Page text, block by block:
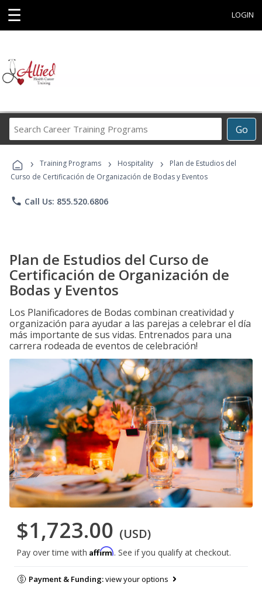
☰ LOGIN
Go
Career
Programs
› Training Programs › Hospitality ›
Plan de Estudios del
Curso de Certificación de Organización de Bodas y Eventos
phone Call Us: 855.520.6806
Plan de Estudios del Curso de
Certificación de Organización de
Bodas y Eventos
Los Planificadores de Bodas combinan creatividad y
organización para ayudar a las parejas a celebrar el día
más importante de sus vidas. Entrenados para una
carrera rodeada de eventos de celebración!
$1,723.00 (USD)
Pay over time with Affirm. See if you qualify at checkout.
Payment & Funding:view your options